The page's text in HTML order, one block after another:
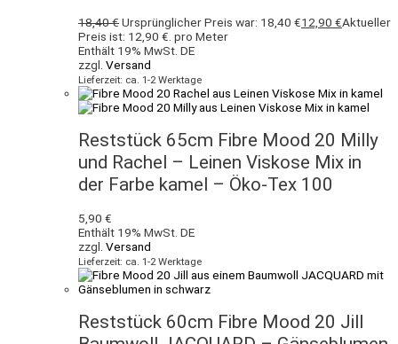
18,40€Ursprünglicher Preis war: 18,40 €12,90 €Aktueller
Preis ist: 12,90 €. pro Meter
Enthält 19% MwSt. DE
zzgl. Versand
Lieferzeit: ca. 1-2 Werktage
Reststück 65cm Fibre Mood 20 Milly
und Rachel – Leinen Viskose Mix in
der Farbe kamel – Öko-Tex 100
5,90 €
Enthält 19% MwSt. DE
zzgl. Versand
Lieferzeit: ca. 1-2 Werktage
Reststück 60cm Fibre Mood 20 Jill